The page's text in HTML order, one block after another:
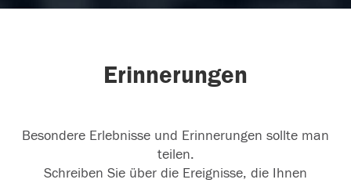
Erinnerungen
Besondere Erlebnisse und Erinnerungen sollte man
teilen.
Schreiben Sie über die Ereignisse, die Ihnen